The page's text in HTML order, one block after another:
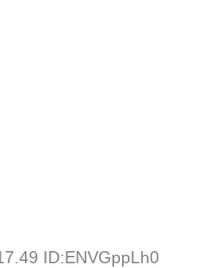
ID:ENVGppLh0